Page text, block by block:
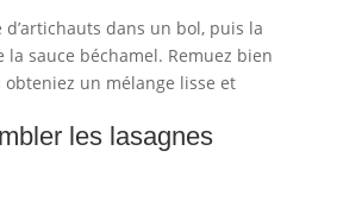
dans un bol, puis la
sauce béchamel. Remuez bien
obteniez un mélange lisse et
les lasagnes